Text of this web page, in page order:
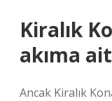
Kiralık
akıma
Ancak Kiralık